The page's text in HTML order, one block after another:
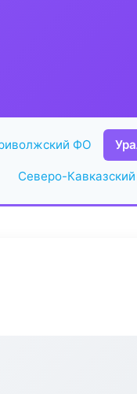
ФО
Северо-